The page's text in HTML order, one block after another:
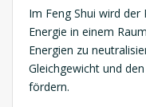
Im Feng Shui wird
Energie in einem
Energien zu
Gleichgewicht und
fördern.